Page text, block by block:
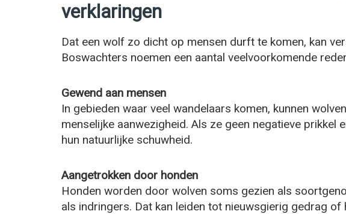
verklaringen
Dat een wolf zo dicht op mensen durft te komen, kan
Boswachters noemen een aantal veelvoorkomende
Gewend aan mensen
In gebieden waar veel wandelaars komen, kunnen
menselijke aanwezigheid. Als ze geen negatieve prikkel
hun natuurlijke schuwheid.
Aangetrokken door honden
Honden worden door wolven soms gezien als
als indringers. Dat kan leiden tot nieuwsgierig gedrag of